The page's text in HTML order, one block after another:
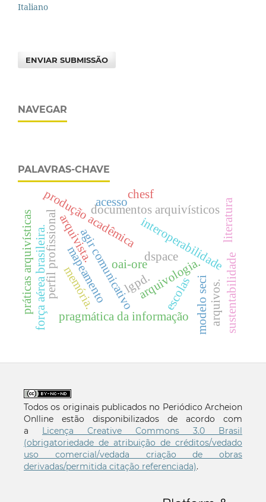
Italiano
ENVIAR SUBMISSÃO
NAVEGAR
PALAVRAS-CHAVE
arquivologia.
interoperabilidade
dspace
oai-ore
agir comunicativo
pragmática da informação
documentos arquivísticos
arquivista.
produção acadêmica
mapeamento
literatura
força aérea brasileira.perfil profissional
práticas arquivísticas memória.
acesso
escolas sustentabilidade
modelo seciarquivos.
lgpd.
chesf
Todos os originais publicados no Periódico Archeion
Onlline estão disponibilizados de acordo com
a Licença Creative Commons 3.0 Brasil
(obrigatoriedade de atribuição de créditos/vedado
uso comercial/vedada criação de obras
derivadas/permitida citação referenciada).